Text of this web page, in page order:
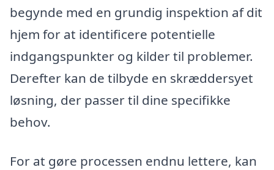
begynde med en grundig inspektion af dit
hjem for at identificere potentielle
indgangspunkter og kilder til problemer.
Derefter kan de tilbyde en skræddersyet
løsning, der passer til dine specifikke
behov.
For at gøre processen endnu lettere, kan